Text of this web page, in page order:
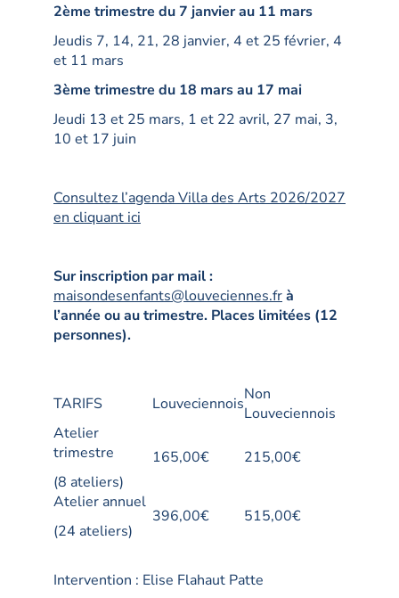
2ème trimestre du 7 janvier au 11 mars
Jeudis 7, 14, 21, 28 janvier, 4 et 25 février, 4
et 11 mars
3ème trimestre du 18 mars au 17 mai
Jeudi 13 et 25 mars, 1 et 22 avril, 27 mai, 3,
10 et 17 juin
Consultez l’agenda Villa des Arts 2026/2027
en cliquant ici
Sur inscription par mail :
maisondesenfants@louveciennes.frà
l’année ou au trimestre. Places limitées (12
personnes).
TARIFS LouveciennoisNon
Louveciennois
Atelier
trimestre
(8 ateliers)
165,00€ 215,00€
Atelier annuel
(24 ateliers)
396,00€ 515,00€
Intervention : Elise Flahaut Patte